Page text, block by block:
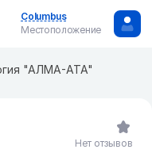
Columbus
Местоположение
"АЛМА-АТА"
Нет отзывов